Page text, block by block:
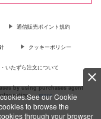
our Cookie
to browse the
through your browser
通信販売ポイント規約
クッキーポリシー
いたずら注文について
by using purchases agent
information …more